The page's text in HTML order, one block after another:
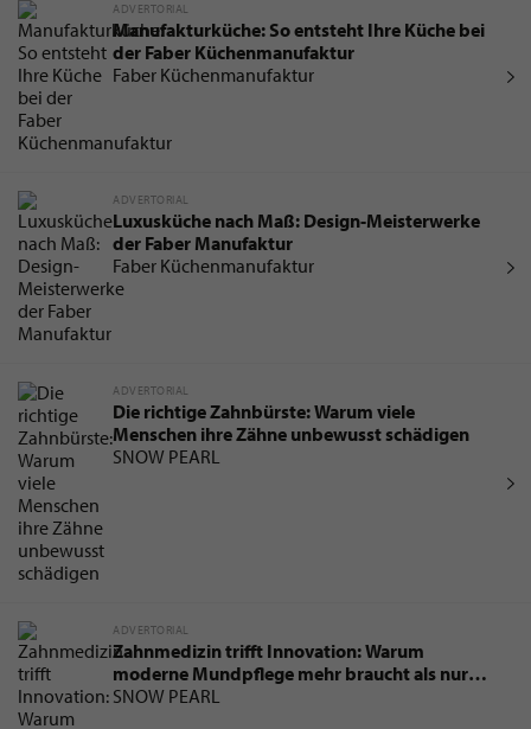
ADVERTORIAL
Manufakturküche: So entsteht Ihre Küche bei
der Faber Küchenmanufaktur
Faber Küchenmanufaktur
ADVERTORIAL
Luxusküche nach Maß: Design-Meisterwerke
der Faber Manufaktur
Faber Küchenmanufaktur
ADVERTORIAL
Die richtige Zahnbürste: Warum viele
Menschen ihre Zähne unbewusst schädigen
SNOW PEARL
ADVERTORIAL
Zahnmedizin trifft Innovation: Warum
moderne Mundpflege mehr braucht als nur
eine herkömmliche Zahnpasta
SNOW PEARL